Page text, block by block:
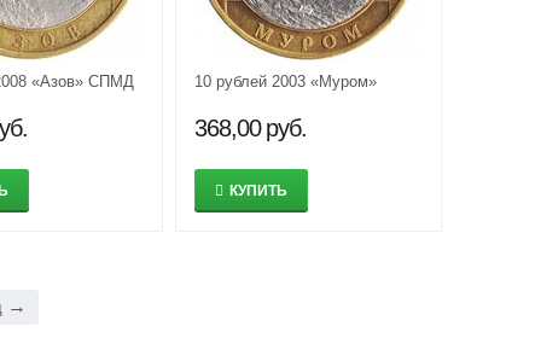
«Азов» СПМД 10 рублей 2003 «Муром»
368,00 руб.
КУПИТЬ